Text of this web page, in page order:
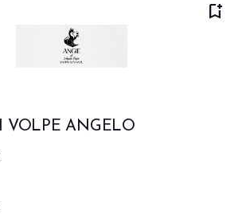
bookmark_add
VOLPE ANGELO